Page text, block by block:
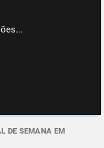
DE SEMANA EM